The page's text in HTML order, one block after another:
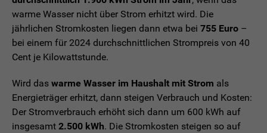
warme Wasser nicht über Strom erhitzt wird. Die
jährlichen Stromkosten liegen dann etwa bei 755 Euro –
bei einem für 2024 durchschnittlichen Strompreis von 40
Cent je Kilowattstunde.
Wird das warme Wasser im Haushalt mit Strom als
Energieträger erhitzt, dann steigen Verbrauch und Kosten:
Der Stromverbrauch erhöht sich dann um 600 kWh auf
insgesamt 2.500 kWh. Die Stromkosten steigen so auf